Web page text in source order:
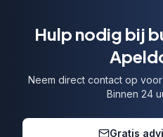
Hulp nodig bij
Neem direct contact op
Binnen 24
Gratis